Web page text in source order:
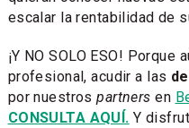
escalar la rentabilidad de
¡Y NO SOLO ESO! Porque
profesional, acudir a las
por nuestrospartners en
CONSULTA AQUÍ. Y